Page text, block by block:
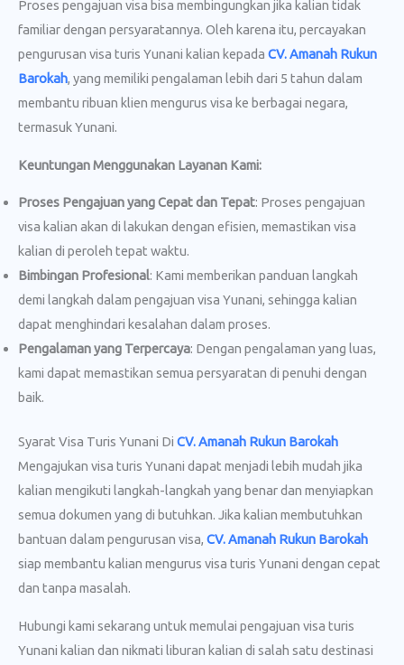
Proses pengajuan visa bisa membingungkan jika kalian tidak
familiar dengan persyaratannya. Oleh karena itu, percayakan
pengurusan visa turis Yunani kalian kepada CV. Amanah Rukun
Barokah, yang memiliki pengalaman lebih dari 5 tahun dalam
membantu ribuan klien mengurus visa ke berbagai negara,
termasuk Yunani.
Keuntungan Menggunakan Layanan Kami:
Proses Pengajuan yang Cepat dan Tepat: Proses pengajuan
visa kalian akan di lakukan dengan efisien, memastikan visa
kalian di peroleh tepat waktu.
Bimbingan Profesional: Kami memberikan panduan langkah
demi langkah dalam pengajuan visa Yunani, sehingga kalian
dapat menghindari kesalahan dalam proses.
Pengalaman yang Terpercaya: Dengan pengalaman yang luas,
kami dapat memastikan semua persyaratan di penuhi dengan
baik.
Syarat Visa Turis Yunani Di CV. Amanah Rukun Barokah
Mengajukan visa turis Yunani dapat menjadi lebih mudah jika
kalian mengikuti langkah-langkah yang benar dan menyiapkan
semua dokumen yang di butuhkan. Jika kalian membutuhkan
bantuan dalam pengurusan visa, CV. Amanah Rukun Barokah
siap membantu kalian mengurus visa turis Yunani dengan cepat
dan tanpa masalah.
Hubungi kami sekarang untuk memulai pengajuan visa turis
Yunani kalian dan nikmati liburan kalian di salah satu destinasi